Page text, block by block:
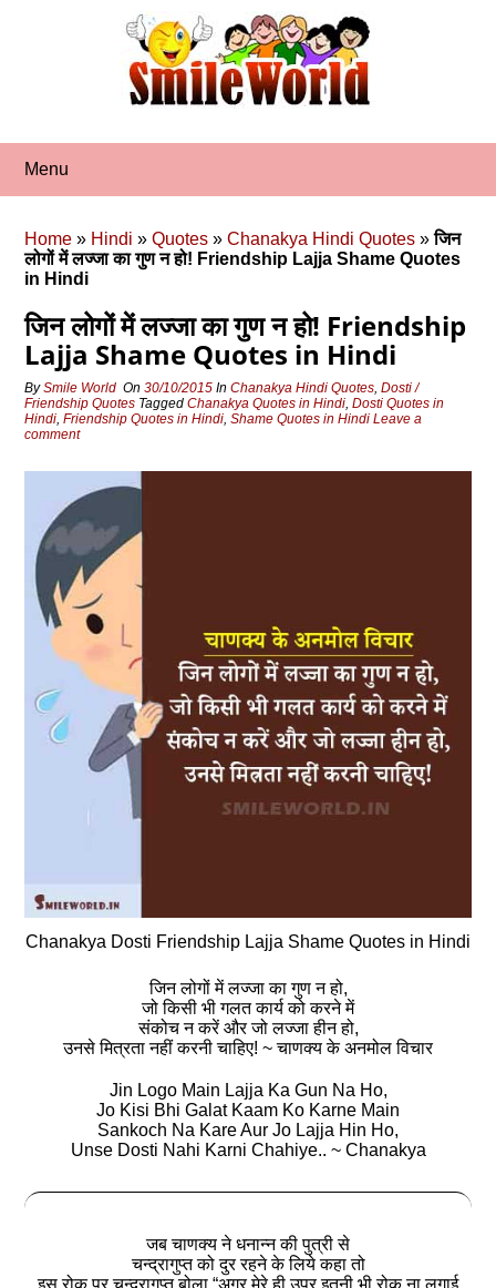
Menu
Home » Hindi »Quotes »Chanakya Hindi Quotes »जिन
लोगों में लज्जा का गुण न हो! Friendship Lajja Shame Quotes
in Hindi
जिन लोगों में लज्जा का गुण न हो! Friendship
Lajja Shame Quotes in Hindi
BySmile World On30/10/2015 InChanakya Hindi Quotes,Dosti /
Friendship Quotes TaggedChanakya Quotes in Hindi,Dosti Quotes in
Hindi,Friendship Quotes in Hindi,Shame Quotes in Hindi Leave a
comment
Chanakya Dosti Friendship Lajja Shame Quotes in Hindi
जिन लोगों में लज्जा का गुण न हो,
जो किसी भी गलत कार्य को करने में
संकोच न करें और जो लज्जा हीन हो,
उनसे मित्रता नहीं करनी चाहिए! ~चाणक्य के अनमोल विचार
Jin Logo Main Lajja Ka Gun Na Ho,
Jo Kisi Bhi Galat Kaam Ko Karne Main
Sankoch Na Kare Aur Jo Lajja Hin Ho,
Unse Dosti Nahi Karni Chahiye.. ~ Chanakya
जब चाणक्य ने धनान्न की पुत्री से
चन्द्रागुप्त को दुर रहने के लिये कहा तो